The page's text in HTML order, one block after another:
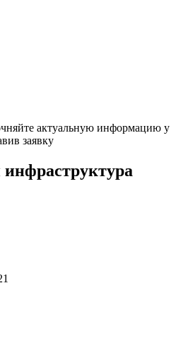
актуальную информацию у
заявку